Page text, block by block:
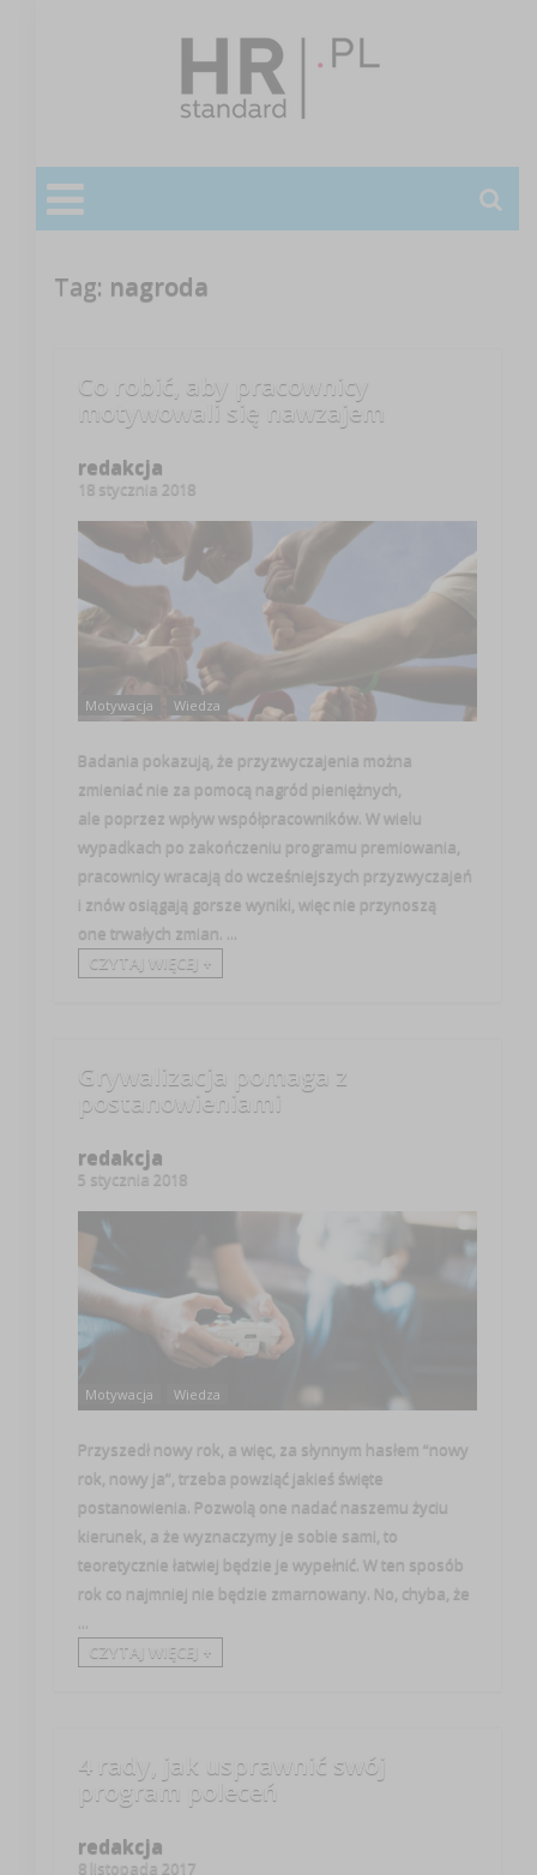
Tag: nagroda
Co robić, aby pracownicy
motywowali się nawzajem
redakcja
18 stycznia 2018
Motywacja Wiedza
Badania pokazują, że przyzwyczajenia można
zmieniać nie za pomocą nagród pieniężnych,
ale poprzez wpływ współpracowników. W wielu
wypadkach po zakończeniu programu premiowania,
pracownicy wracają do wcześniejszych przyzwyczajeń
i znów osiągają gorsze wyniki, więc nie przynoszą
one trwałych zmian. ...
CZYTAJ WIĘCEJ +
Grywalizacja pomaga z
postanowieniami
redakcja
5 stycznia 2018
Motywacja Wiedza
Przyszedł nowy rok, a więc, za słynnym hasłem “nowy
rok, nowy ja”, trzeba powziąć jakieś święte
postanowienia. Pozwolą one nadać naszemu życiu
kierunek, a że wyznaczymy je sobie sami, to
teoretycznie łatwiej będzie je wypełnić. W ten sposób
rok co najmniej nie będzie zmarnowany. No, chyba, że
...
CZYTAJ WIĘCEJ +
4 rady, jak usprawnić swój
program poleceń
redakcja
8 listopada 2017